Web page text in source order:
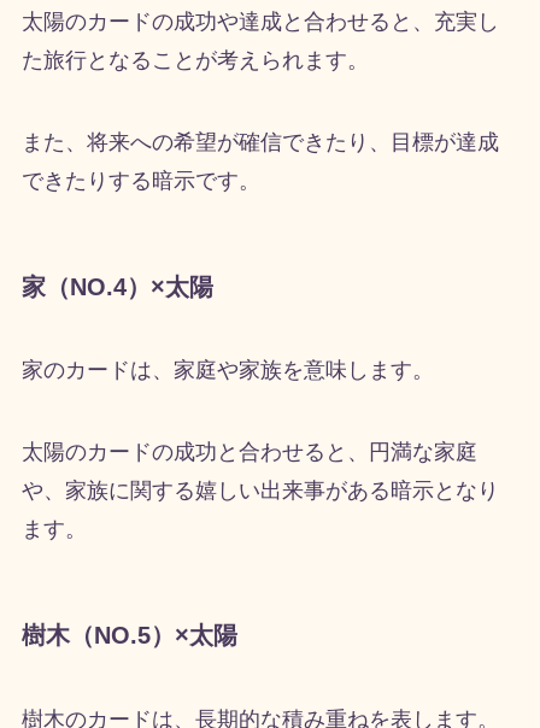
太陽のカードの成功や達成と合わせると、充実し
た旅行となることが考えられます。
また、将来への希望が確信できたり、目標が達成
できたりする暗示です。
家（NO.4）×太陽
家のカードは、家庭や家族を意味します。
太陽のカードの成功と合わせると、円満な家庭
や、家族に関する嬉しい出来事がある暗示となり
ます。
樹木（NO.5）×太陽
樹木のカードは、長期的な積み重ねを表します。